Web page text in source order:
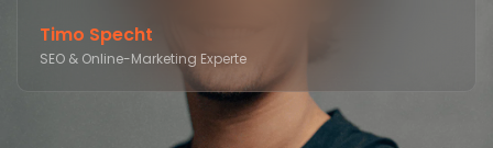
Timo Specht
SEO & Online-Marketing Experte